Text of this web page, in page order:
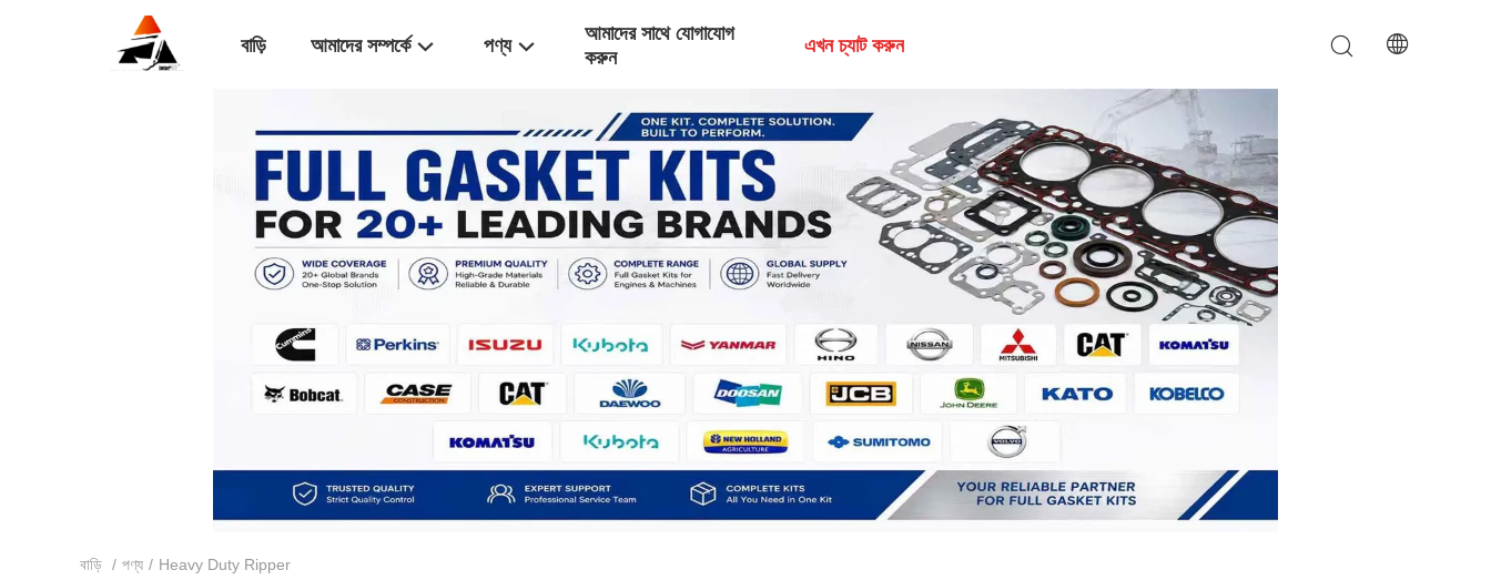
বাড়ি আমাদের সম্পর্কে পণ্য
আমাদের সাথে যোগাযোগ
করুন
এখন চ্যাট করুন
বাড়ি / পণ্য / Heavy Duty Ripper